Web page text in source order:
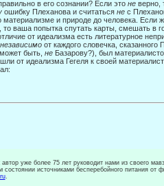
в его сознании? Если это не верно,
ошибку Плеханова и считаться не с
и природе до человека. Если
ваша попытка спутать карты, смешать в
от идеализма есть литературное
независимо от каждого сло­вечка,
быть, не Базарову?), был
от идеализма Гегеля к своей
уже более 75 лет руководит нами из своего
источниками бесперебойного питания от
.